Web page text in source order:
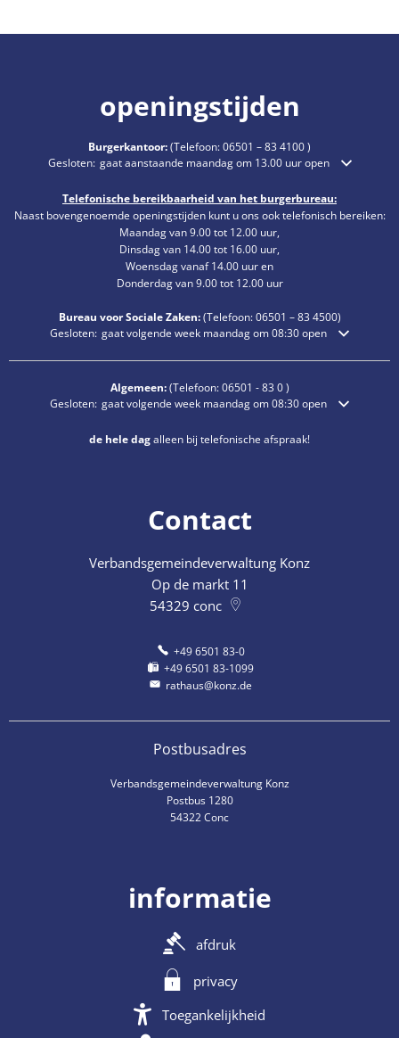
openingstijden
Burgerkantoor:(Telefoon:06501 – 83 4100)
Klik om extra openings- of sluitingstijden te verbergen
Gesloten: gaat aanstaande maandag om 13.00 uur open
Telefonische bereikbaarheid van het burgerbureau:
Naast bovengenoemde openingstijden kunt u ons ook telefonisch bereiken:
Maandag van 9.00 tot 12.00 uur,
Dinsdag van 14.00 tot 16.00 uur,
Woensdag vanaf 14.00 uur en
Donderdag van 9.00 tot 12.00 uur
Bureau voor Sociale Zaken:(Telefoon:06501 – 834500)
Klik om extra openings- of sluitingstijden te verbergen
Gesloten: gaat volgende week maandag om 08:30 open
Algemeen:(Telefoon:06501 - 83 0)
Klik om extra openings- of sluitingstijden te verbergen
Gesloten: gaat volgende week maandag om 08:30 open
de hele dagalleen bij telefonische afspraak!
Contact
Verbandsgemeindeverwaltung Konz
Op de markt 11
54329 conc
+49 6501 83-0
+49 6501 83-1099
rathaus@konz.de
Postbusadres
Verbandsgemeindeverwaltung Konz
Postbus 1280
54322 Conc
informatie
afdruk
privacy
Toegankelijkheid